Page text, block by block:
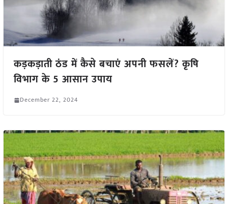
कड़कड़ाती ठंड में कैसे बचाएं अपनी फसलें? कृषि
विभाग के 5 आसान उपाय
December 22, 2024